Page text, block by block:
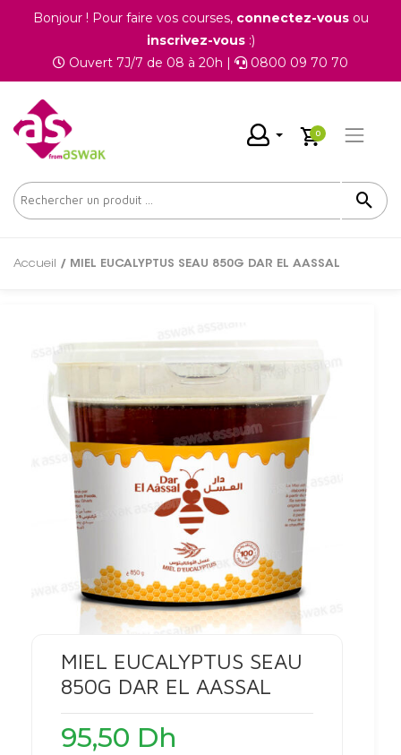
Bonjour ! Pour faire vos courses, connectez-vousou
inscrivez-vous:)
Ouvert 7J/7 de 08 à 20h |
0800 09 70 70
0
Accueil / MIEL EUCALYPTUS SEAU 850G DAR EL AASSAL
MIEL EUCALYPTUS SEAU
850G DAR EL AASSAL
95,50 Dh